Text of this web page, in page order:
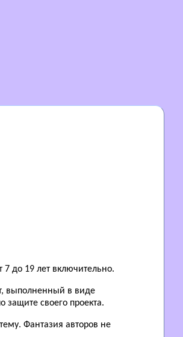
7 до 19 лет включительно.
выполненный в виде
защите своего проекта.
Фантазия авторов не